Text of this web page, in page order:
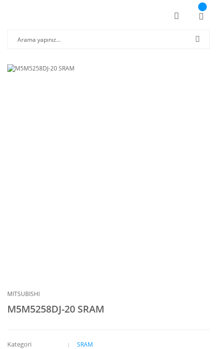
MITSUBISHI
M5M5258DJ-20 SRAM
Kategori SRAM